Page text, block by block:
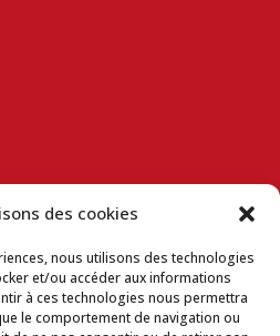
des cookies
nous utilisons des technologies
et/ou accéder aux informations
à ces technologies nous permettra
le comportement de navigation ou
vente en ligne